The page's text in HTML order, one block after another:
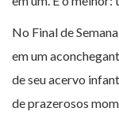
No Final de
em um
de seu acervo
de prazerosos